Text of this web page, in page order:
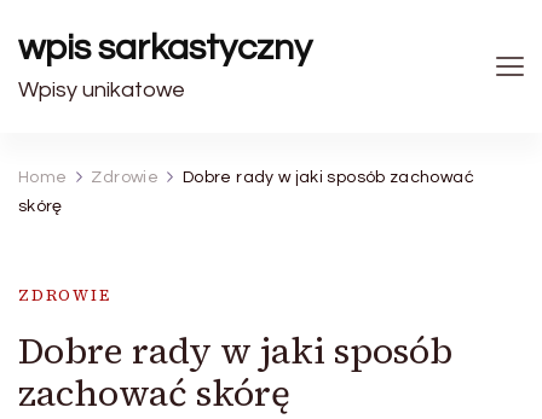
wpis sarkastyczny
Wpisy unikatowe
Home Zdrowie
Dobre rady w jaki sposób zachować
skórę
ZDROWIE
Dobre rady w jaki sposób
zachować skórę